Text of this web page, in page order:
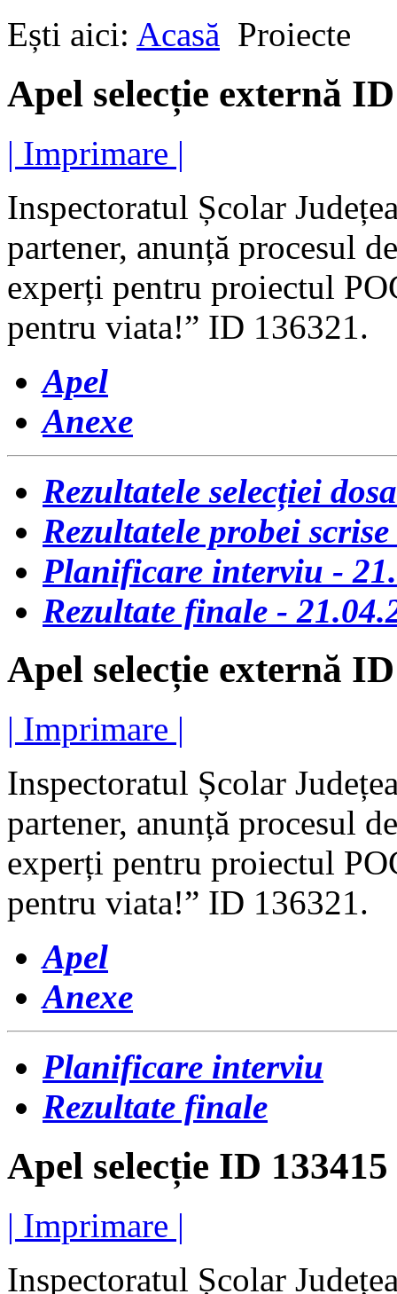
Ești aici: Acasă Proiecte
Apel selecție externă
| Imprimare |
Inspectoratul Școlar
partener, anunță procesul
experți pentru proiectul
pentru viata!” ID 136321.
Apel
Anexe
Rezultatele selecției
Rezultatele probei
Planificare interviu -
Rezultate finale -
Apel selecție externă
| Imprimare |
Inspectoratul Școlar
partener, anunță procesul
experți pentru proiectul
pentru viata!” ID 136321.
Apel
Anexe
Planificare interviu
Rezultate finale
Apel selecție ID
| Imprimare |
Inspectoratul Școlar